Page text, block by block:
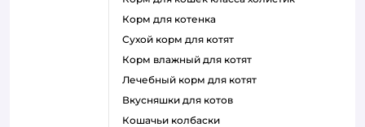
корм для котенка
сухой корм для котят
корм влажный для котят
лечебный корм для котят
вкусняшки для котов
кошачьи колбаски